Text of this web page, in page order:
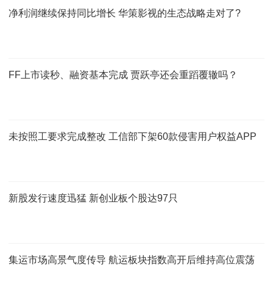
净利润继续保持同比增长 华策影视的生态战略走对了?
FF上市读秒、融资基本完成 贾跃亭还会重蹈覆辙吗？
未按照工要求完成整改 工信部下架60款侵害用户权益APP
新股发行速度迅猛 新创业板个股达97只
集运市场高景气度传导 航运板块指数高开后维持高位震荡